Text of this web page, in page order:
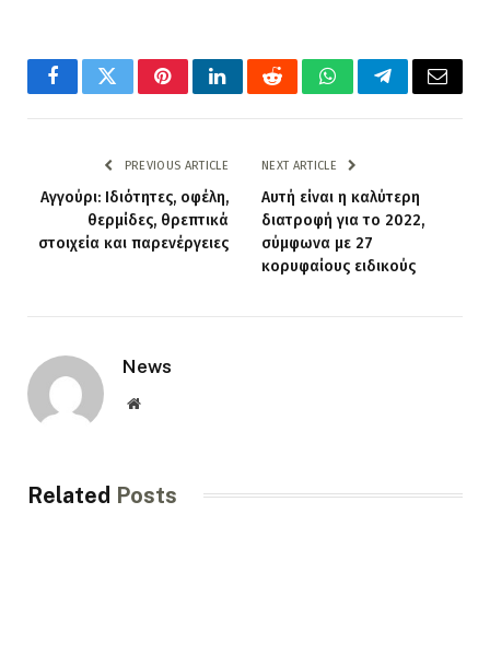
FacebookTwitterPinterestLinkedInRedditWhatsAppTelegramEmail
PREVIOUS ARTICLE
Αγγούρι: Ιδιότητες, οφέλη,
θερμίδες, θρεπτικά
στοιχεία και παρενέργειες
NEXT ARTICLE
Αυτή είναι η καλύτερη
διατροφή για το 2022,
σύμφωνα με 27
κορυφαίους ειδικούς
News
Website
Related Posts